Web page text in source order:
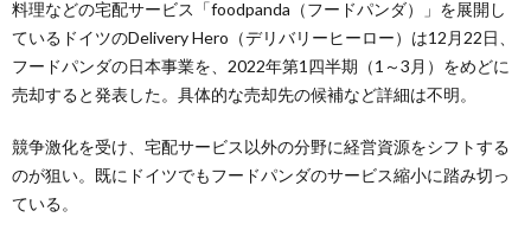
料理などの宅配サービス「foodpanda（フードパンダ）」を展開し
ているドイツのDelivery Hero（デリバリーヒーロー）は12月22日、
フードパンダの日本事業を、2022年第1四半期（1～3月）をめどに
売却すると発表した。具体的な売却先の候補など詳細は不明。
競争激化を受け、宅配サービス以外の分野に経営資源をシフトする
のが狙い。既にドイツでもフードパンダのサービス縮小に踏み切っ
ている。